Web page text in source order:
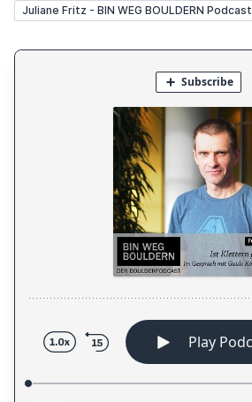
Juliane Fritz - BIN WEG BOULDERN Podcast